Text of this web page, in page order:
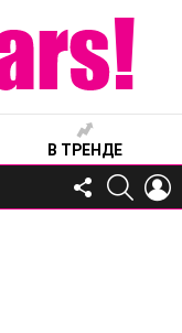
В ТРЕНДЕ
FOLLOW
US